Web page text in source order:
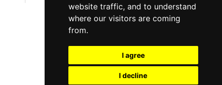
website traffic, and to understand
where our visitors are coming
from.
I agree
I decline
sera mis
en œuvre
à Goizper
évaluer